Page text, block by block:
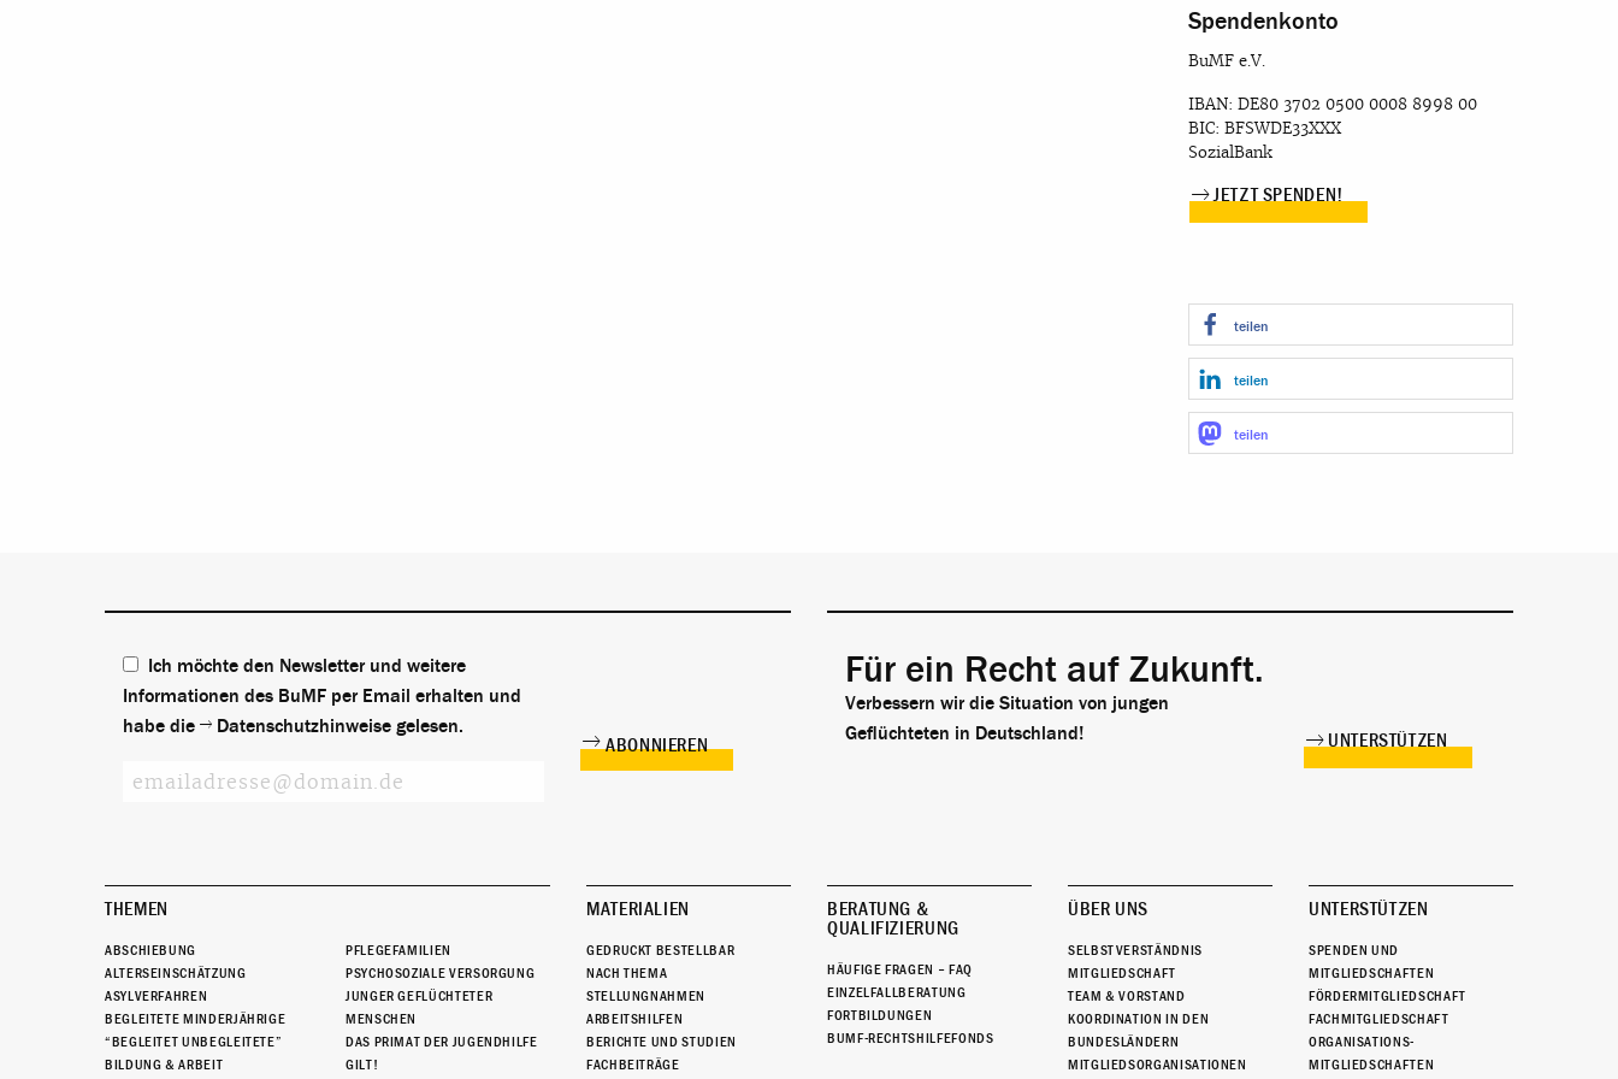
Spendenkonto
BuMF e.V.
IBAN: DE80 3702 0500 0008 8998 00
BIC: BFSWDE33XXX
SozialBank
JETZT SPENDEN!
teilen
teilen
teilen
Ich möchte den Newsletter und weitere
Informationen des BuMF per Email erhalten und
habe die
Datenschutzhinweise gelesen.
Für ein Recht auf Zukunft.
Verbessern wir die Situation von jungen
Geflüchteten in Deutschland!
UNTERSTÜTZEN
THEMEN
ABSCHIEBUNG
ALTERSEINSCHÄTZUNG
ASYLVERFAHREN
BEGLEITETE MINDERJÄHRIGE
“BEGLEITET UNBEGLEITETE”
BILDUNG & ARBEIT
PFLEGEFAMILIEN
PSYCHOSOZIALE VERSORGUNG
JUNGER GEFLÜCHTETER
MENSCHEN
DAS PRIMAT DER JUGENDHILFE
GILT!
MATERIALIEN
GEDRUCKT BESTELLBAR
NACH THEMA
STELLUNGNAHMEN
ARBEITSHILFEN
BERICHTE UND STUDIEN
FACHBEITRÄGE
BERATUNG &
QUALIFIZIERUNG
HÄUFIGE FRAGEN – FAQ
EINZELFALLBERATUNG
FORTBILDUNGEN
BUMF-RECHTSHILFEFONDS
ÜBER UNS
SELBSTVERSTÄNDNIS
MITGLIEDSCHAFT
TEAM & VORSTAND
KOORDINATION IN DEN
BUNDESLÄNDERN
MITGLIEDSORGANISATIONEN
UNTERSTÜTZEN
SPENDEN UND
MITGLIEDSCHAFTEN
FÖRDERMITGLIEDSCHAFT
FACHMITGLIEDSCHAFT
ORGANISATIONS-
MITGLIEDSCHAFTEN